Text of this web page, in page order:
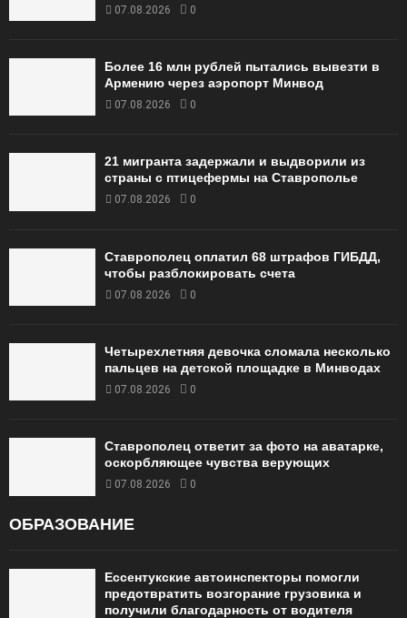
07.08.2026 0
Более 16 млн рублей пытались вывезти в
Армению через аэропорт Минвод
07.08.2026 0
21 мигранта задержали и выдворили из
страны с птицефермы на Ставрополье
07.08.2026 0
Ставрополец оплатил 68 штрафов ГИБДД,
чтобы разблокировать счета
07.08.2026 0
Четырехлетняя девочка сломала несколько
пальцев на детской площадке в Минводах
07.08.2026 0
Ставрополец ответит за фото на аватарке,
оскорбляющее чувства верующих
07.08.2026 0
ОБРАЗОВАНИЕ
Ессентукские автоинспекторы помогли
предотвратить возгорание грузовика и
получили благодарность от водителя